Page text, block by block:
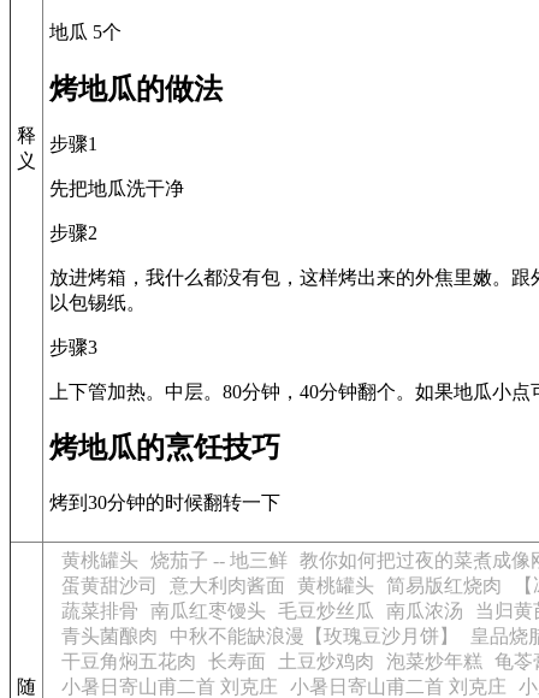
释
义
地瓜 5个
烤地瓜的做法
步骤1
先把地瓜洗干净
步骤2
放进烤箱，我什么都没有包，这样烤出来的外焦里嫩。
以包锡纸。
步骤3
上下管加热。中层。80分钟，40分钟翻个。如果地瓜小
烤地瓜的烹饪技巧
烤到30分钟的时候翻转一下
随
黄桃罐头 烧茄子 -- 地三鲜 教你如何把过夜的菜煮成
蛋黄甜沙司
意大利肉酱面 黄桃罐头 简易版红烧肉
蔬菜排骨
南瓜红枣馒头 毛豆炒丝瓜 南瓜浓汤
当归黄
青头菌酿肉
中秋不能缺浪漫【玫瑰豆沙月饼】
皇品烧
干豆角焖五花肉
长寿面 土豆炒鸡肉 泡菜炒年糕
龟苓
小暑日寄山甫二首 刘克庄
小暑日寄山甫二首 刘克庄